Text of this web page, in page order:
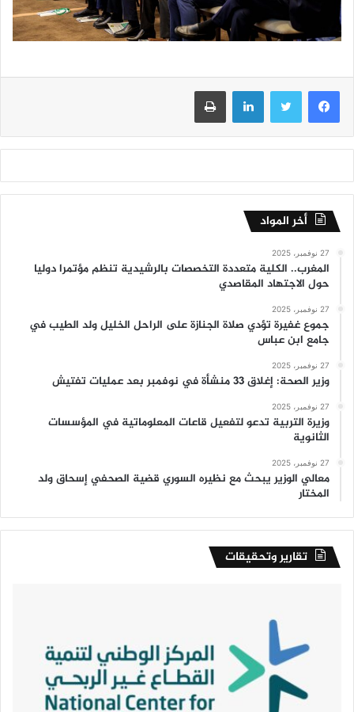
فيسبوك تويتر لينكدإن طباعة
أخر المواد
27 نوفمبر، 2025
المغرب.. الكلية متعددة التخصصات بالرشيدية تنظم مؤتمرا دوليا
حول الاجتهاد المقاصدي
27 نوفمبر، 2025
جموع غفيرة تؤدي صلاة الجنازة على الراحل الخليل ولد الطيب في
جامع ابن عباس
27 نوفمبر، 2025
وزير الصحة: إغلاق 33 منشأة في نوفمبر بعد عمليات تفتيش
27 نوفمبر، 2025
وزيرة التربية تدعو لتفعيل قاعات المعلوماتية في المؤسسات
الثانوية
27 نوفمبر، 2025
معالي الوزير يبحث مع نظيره السوري قضية الصحفي إسحاق ولد
المختار
تقارير وتحقيقات